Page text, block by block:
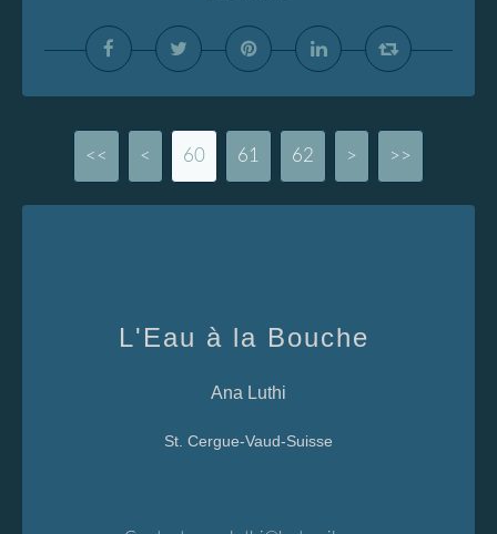
<< < 10
20
30
40
50
60 61 62 > >>
L'Eau à la Bouche
Ana Luthi
St. Cergue-Vaud-Suisse